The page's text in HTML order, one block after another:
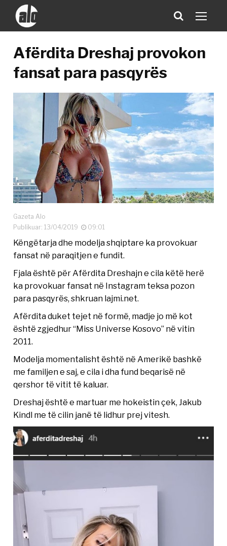
Afërdita Dreshaj provokon
fansat para pasqyrës
Gazeta Alo
Publikuar: 13/04/2019
09:01
Këngëtarja dhe modelja shqiptare ka provokuar
fansat në paraqitjen e fundit.
Fjala është për Afërdita Dreshajn e cila këtë herë
ka provokuar fansat në Instagram teksa pozon
para pasqyrës, shkruan lajmi.net.
Afërdita duket tejet në formë, madje jo më kot
është zgjedhur “Miss Universe Kosovo” në vitin
2011.
Modelja momentalisht është në Amerikë bashkë
me familjen e saj, e cila i dha fund beqarisë në
qershor të vitit të kaluar.
Dreshaj është e martuar me hokeistin çek, Jakub
Kindl me të cilin janë të lidhur prej vitesh.